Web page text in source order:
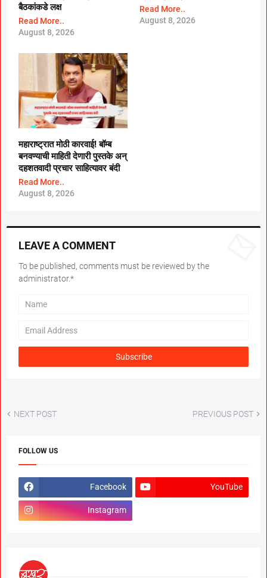
बैठकांकडे लक्ष
Read More..
August 8, 2026
Read More..
August 8, 2026
महाराष्ट्रात मोठी कारवाई! बॉम्ब
बनवण्याची माहिती देणारी पुस्तके अन्
दहशतवादी प्रचार साहित्यावर बंदी
Read More..
August 8, 2026
LEAVE A COMMENT
To be published, comments must be reviewed by the
administrator.*
NEXT POST PREVIOUS POST
FOLLOW US
Facebook YouTube
Instagram